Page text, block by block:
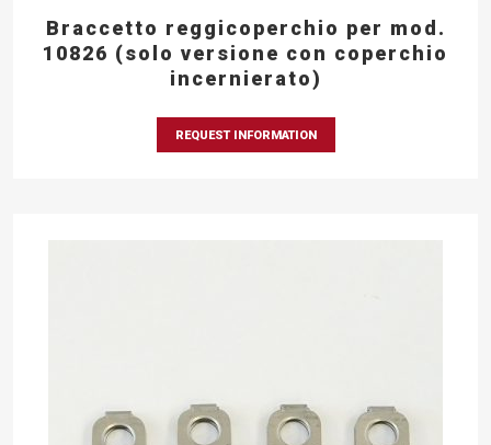
Braccetto reggicoperchio per mod.
10826 (solo versione con coperchio
incernierato)
REQUEST INFORMATION